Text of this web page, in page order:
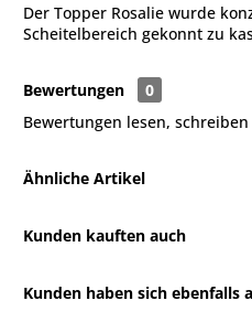
Der Topper Rosalie wurde
Scheitelbereich gekonnt zu
Bewertungen
0
Bewertungen lesen,
Ähnliche Artikel
Kunden kauften auch
Kunden haben sich ebenfalls